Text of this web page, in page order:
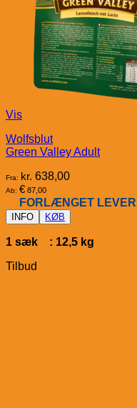
Vis
Wolfsblut
Green Valley Adult
Fra: kr. 638,00
Ab: € 87,00
FORLÆNGET
INFO KØB
1 sæk : 12,5 kg
Tilbud